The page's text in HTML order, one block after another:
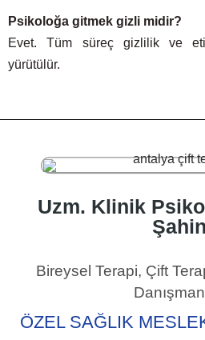
Psikoloğa gitmek gizli midir?
Evet. Tüm süreç gizlilik ve
yürütülür.
Uzm. Klinik
Şahin
Bireysel Terapi, Çift
ÖZEL SAĞLIK